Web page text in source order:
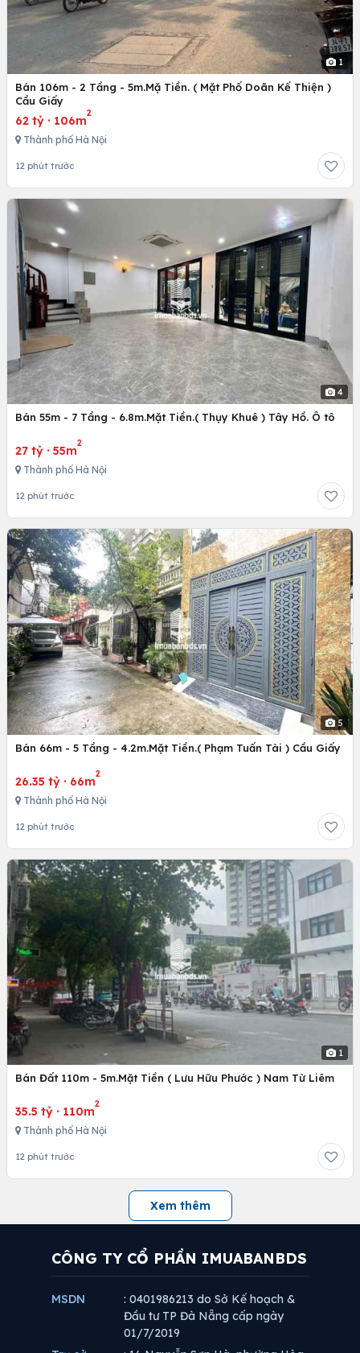
1
Bán 106m - 2 Tầng - 5m.Mặ Tiền. ( Mặt Phố Doãn Kế Thiện )
Cầu Giấy
62 tỷ · 106m
2
Thành phố Hà Nội
12 phút trước
4
Bán 55m - 7 Tầng - 6.8m.Mặt Tiền.( Thụy Khuê ) Tây Hồ. Ô tô
27 tỷ · 55m
2
Thành phố Hà Nội
12 phút trước
5
Bán 66m - 5 Tầng - 4.2m.Mặt Tiền.( Phạm Tuấn Tài ) Cầu Giấy
26.35 tỷ · 66m
2
Thành phố Hà Nội
12 phút trước
1
Bán Đất 110m - 5m.Mặt Tiền ( Lưu Hữu Phước ) Nam Từ Liêm
35.5 tỷ · 110m
2
Thành phố Hà Nội
12 phút trước
Xem thêm
CÔNG TY CỔ PHẦN IMUABANBDS
MSDN
: 0401986213 do Sở Kế hoạch &
Đầu tư TP Đà Nẵng cấp ngày
01/7/2019